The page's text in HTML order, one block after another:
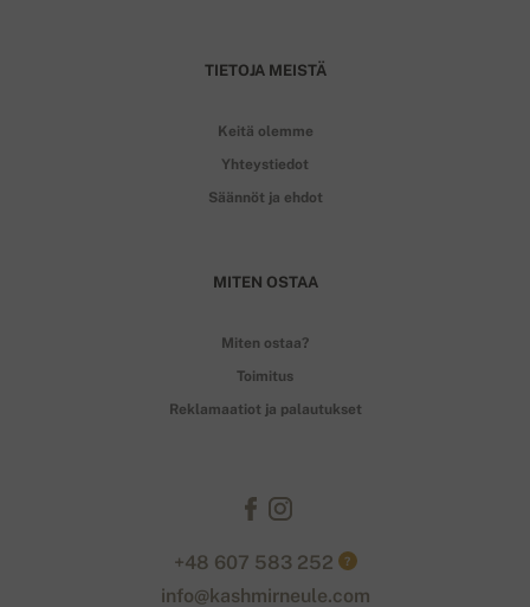
TIETOJA MEISTÄ
Keitä olemme
Yhteystiedot
Säännöt ja ehdot
MITEN OSTAA
Miten ostaa?
Toimitus
Reklamaatiot ja palautukset
+48 607 583 252 ?
info@kashmirneule.com